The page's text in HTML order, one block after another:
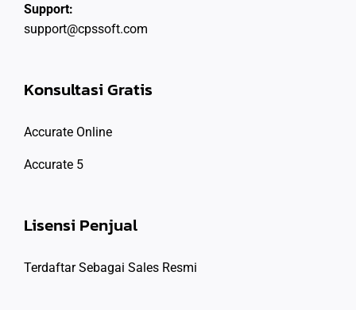
Support:
support@cpssoft.com
Konsultasi Gratis
Accurate Online
Accurate 5
Lisensi Penjual
Terdaftar Sebagai Sales Resmi